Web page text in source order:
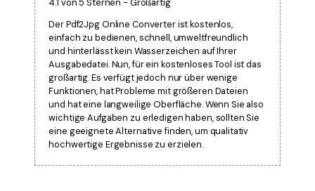
PDF OCR
PDF-Daten extrahieren
PDF freigeben
eSign PDFs rechtmäßig Neu
Branchen
Bildung
Kontakt zum Support
Was ist NEU
Benutzerhandbuch
PDFelement für Windows
PDFelement für Mac
PDFelement für iOS
PDFelement für Android
Der Pdf2Jpg Online Converter ist kostenlos,
einfach zu bedienen, schnell, umweltfreundlich
und hinterlässt kein Wasserzeichen auf Ihrer
Ausgabedatei. Nun, für ein kostenloses Tool ist das
großartig. Es verfügt jedoch nur über wenige
Funktionen, hat Probleme mit größeren Dateien
und hat eine langweilige Oberfläche. Wenn Sie also
wichtige Aufgaben zu erledigen haben, sollten Sie
eine geeignete Alternative finden, um qualitativ
hochwertige Ergebnisse zu erzielen.